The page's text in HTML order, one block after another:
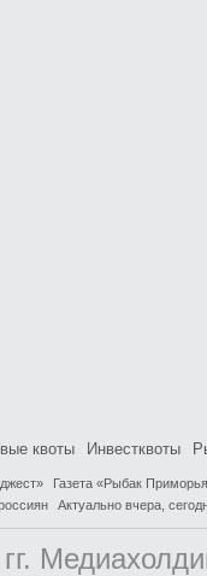
квоты Инвестквоты
Газета «Рыбак
Актуально вчера,